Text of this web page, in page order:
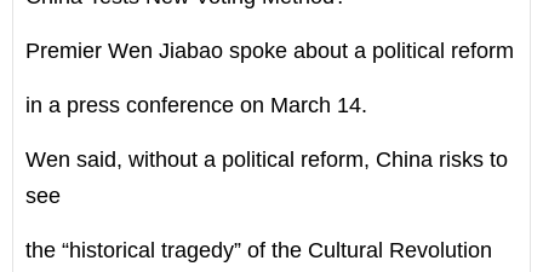
Premier Wen Jiabao spoke about a political reform
in a press conference on March 14.
Wen said, without a political reform, China risks to
see
the “historical tragedy” of the Cultural Revolution